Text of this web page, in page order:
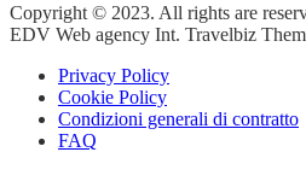
Copyright © 2023. All rights are
EDV Web agency Int. Travelbiz
Privacy Policy
Cookie Policy
Condizioni generali di contratto
FAQ